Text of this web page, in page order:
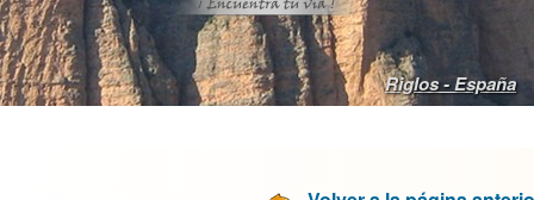
Riglos - España